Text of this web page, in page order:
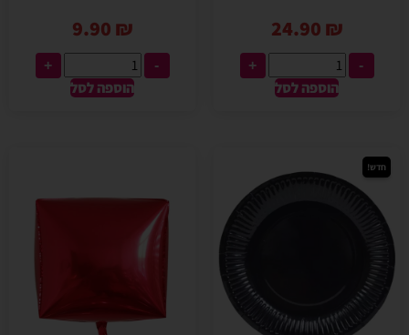
24.90 ₪
-
+
הוספה לסל
9.90 ₪
-
+
הוספה לסל
חדש!